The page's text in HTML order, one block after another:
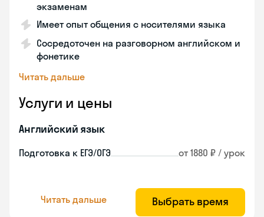
экзаменам
Имеет опыт общения с носителями языка
Сосредоточен на разговорном английском и
фонетике
Читать дальше
Услуги и цены
Английский язык
Подготовка к ЕГЭ/ОГЭ от 1880 ₽ / урок
Читать дальше Выбрать время